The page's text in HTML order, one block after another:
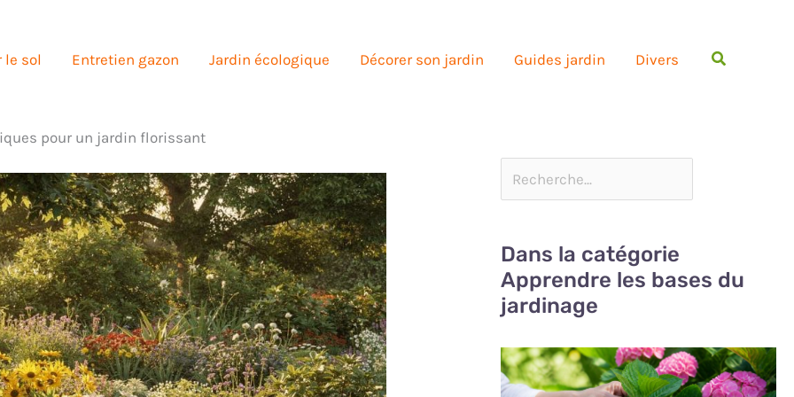
le sol Entretien gazon Jardin écologique Décorer son jardin Guides jardin Divers
pour un jardin florissant
Dans la catégorie
Apprendre les bases du
jardinage